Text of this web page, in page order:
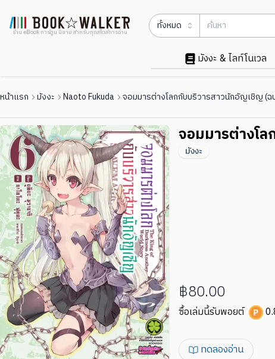
ร้าน eBook การ์ตูน นิยาย สำหรับทุกสไตล์การอ่าน
ทั้งหมด
มังงะ & ไลท์โนเวล
หน้าแรก มังงะ Naoto Fukuda จอมมารต่างโลกกับบริวารสาวนักอัญเชิญ (ฉ
จอมมารต่างโ
มังงะ
฿80.00
ซื้อเล่มนี้รับพอยต์
ทดลองอ่าน